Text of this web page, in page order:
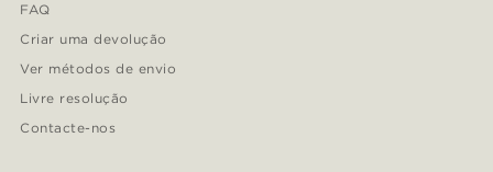
FAQ
Criar uma devolução
Ver métodos de envio
Livre resolução
Contacte-nos